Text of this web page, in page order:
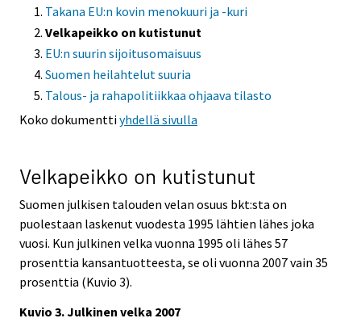
Takana EU:n kovin menokuuri ja -kuri
Velkapeikko on kutistunut
EU:n suurin sijoitusomaisuus
Suomen heilahtelut suuria
Talous- ja rahapolitiikkaa ohjaava tilasto
Koko dokumenttiyhdellä sivulla
Velkapeikko on kutistunut
Suomen julkisen talouden velan osuus bkt:sta on
puolestaan laskenut vuodesta 1995 lähtien lähes joka
vuosi. Kun julkinen velka vuonna 1995 oli lähes 57
prosenttia kansantuotteesta, se oli vuonna 2007 vain 35
prosenttia (Kuvio 3).
Kuvio 3. Julkinen velka 2007